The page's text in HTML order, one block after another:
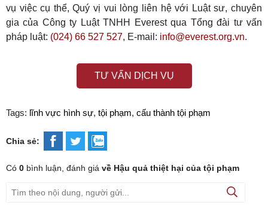
vụ việc cụ thể, Quý vị vui lòng liên hệ với Luật sư, chuyên
gia của Công ty Luật TNHH Everest qua Tổng đài tư vấn
pháp luật: (024) 66 527 527, E-mail: info@everest.org.vn.
TƯ VẤN DỊCH VỤ
Tags: lĩnh vực hình sự, tội phạm, cấu thành tội phạm
Chia sẻ:
Có 0 bình luận, đánh giá về Hậu quả thiệt hại của tội phạm